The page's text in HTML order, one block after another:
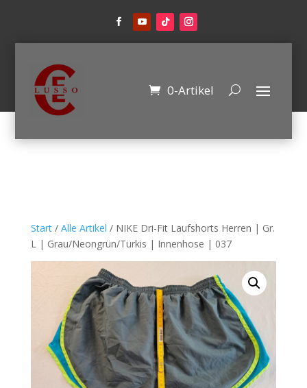
0-Artikel
Start/ Alle Artikel / NIKE Dri-Fit Laufshorts Herren | Gr.
L | Grau/Neongrün/Türkis | Innenhose | 037